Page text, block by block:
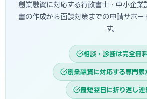
創業融資に対応する行政書士・中小企業
書の作成から面談対策までの申請サポー
す。
相談・診断は完全無
創業融資に対応する専門家
最短翌日に折り返し連